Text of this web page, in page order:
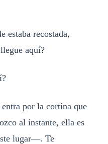
estaba recostada,
aquí?
por la cortina que
al instante, ella es
lugar—. Te